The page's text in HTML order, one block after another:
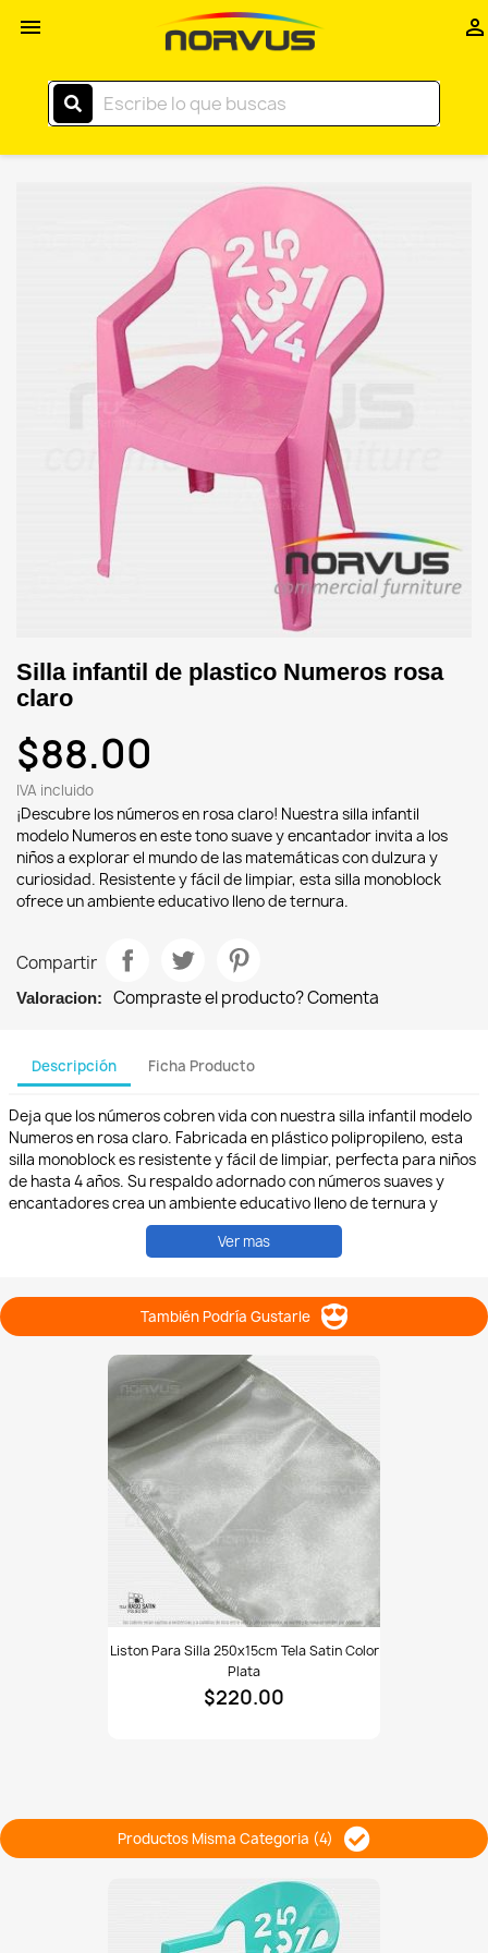
 
Comercial
Silla infantil de plastico Numeros rosa
claro
$88.00
IVA incluido
¡Descubre los números en rosa claro! Nuestra silla infantil
modelo Numeros en este tono suave y encantador invita a los
niños a explorar el mundo de las matemáticas con dulzura y
curiosidad. Resistente y fácil de limpiar, esta silla monoblock
ofrece un ambiente educativo lleno de ternura.
Compartir
Valoracion: Compraste el producto? Comenta
Descripción Ficha Producto
Deja que los números cobren vida con nuestra silla infantil modelo
Numeros en rosa claro. Fabricada en plástico polipropileno, esta
silla monoblock es resistente y fácil de limpiar, perfecta para niños
de hasta 4 años. Su respaldo adornado con números suaves y
encantadores crea un ambiente educativo lleno de ternura y
curiosidad. Los niños pueden explorar las matemáticas mientras
se sumergen en un mundo lleno de dulzura y aprendizaje.
descubran los números con nuestra silla Numeros en rosa claro,
donde cada experiencia educativa es una aventura tierna y
enriquecedora.
#SillaInfantilNumeros #AprendizajeEncantador
#ExploraciónRosaClaro #PlásticoDulce #NiñosCuriosos
Ver mas
También Podría Gustarle
para
Liston Para Silla 250x15cm Tela Satin Color
Plata
$220.00
Productos Misma Categoria (4)